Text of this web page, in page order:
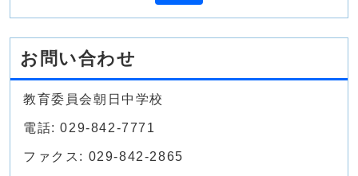
お問い合わせ
教育委員会朝日中学校
電話: 029-842-7771
ファクス: 029-842-2865